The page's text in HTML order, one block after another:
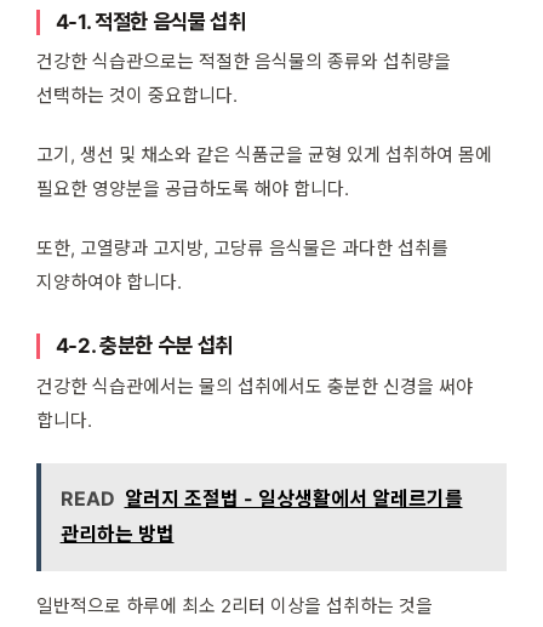
4-1. 적절한 음식물 섭취
건강한 식습관으로는 적절한 음식물의 종류와 섭취량을
선택하는 것이 중요합니다.
고기, 생선 및 채소와 같은 식품군을 균형 있게 섭취하여 몸에
필요한 영양분을 공급하도록 해야 합니다.
또한, 고열량과 고지방, 고당류 음식물은 과다한 섭취를
지양하여야 합니다.
4-2. 충분한 수분 섭취
건강한 식습관에서는 물의 섭취에서도 충분한 신경을 써야
합니다.
READ 알러지 조절법 - 일상생활에서 알레르기를
관리하는 방법
일반적으로 하루에 최소 2리터 이상을 섭취하는 것을